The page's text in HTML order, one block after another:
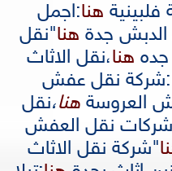
فلبينية هنا:اجمل
جدة هنا"نقل
هنا،نقل الاثاث
:شركة نقل عفش
العروسة هنا،نقل
شركات نقل العفش
"شركة نقل الاثاث